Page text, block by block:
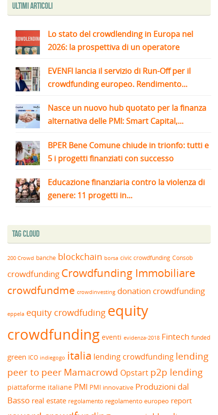
Ultimi articoli
Lo stato del crowdlending in Europa nel
2026: la prospettiva di un operatore
EVENFI lancia il servizio di Run-Off per il
crowdfunding europeo. Rendimento...
Nasce un nuovo hub quotato per la finanza
alternativa delle PMI: Smart Capital,...
BPER Bene Comune chiude in trionfo: tutti e
5 i progetti finanziati con successo
Educazione finanziaria contro la violenza di
genere: 11 progetti in...
Tag Cloud
200 Crowd banche blockchain borsa civic crowdfunding Consob
crowdfunding Crowdfunding Immobiliare
crowdfundme crowdinvesting donation crowdfunding
eppela equity crowdfuding equity
crowdfunding eventi evidenza-2018 Fintech funded
green ICO indiegogo italia lending crowdfunding lending
peer to peerMamacrowd Opstart p2p lending
piattaforme italiane PMI PMI innovative Produzioni dal
Basso real estate regolamento regolamento europeo report